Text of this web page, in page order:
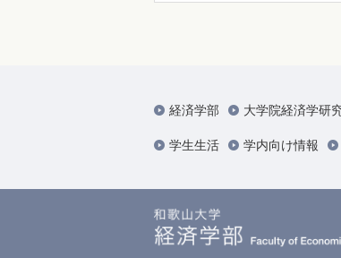
経済学部 大学院経済学研
学生生活 学内向け情報